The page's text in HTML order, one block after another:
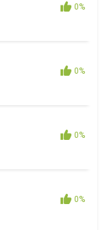
0%
0%
0%
0%